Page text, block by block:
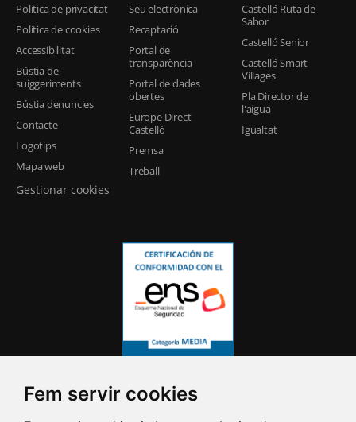
Fem servir cookies
Política de privacitat
Política de cookies
Accessibilitat
Bústia de
suiggeriments
Bústia denuncies
Contacte
Logotips
Mapa web
Gestionar cookies
Seu electrònica
Recaptació
Portal de
transparència
Portal de dades
obertes
Europe Direct
Castelló
Premsa
Treball
Castelló Ruta de
Sabor
Castelló Senior
Castelló Smart
Villages
Pla Director de
l'aigua
Igualtat